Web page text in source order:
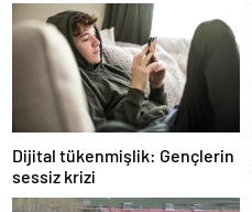
Dijital tükenmişlik: Gençlerin
sessiz krizi